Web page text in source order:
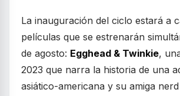
La inauguración del ciclo estará a
películas que se estrenarán
de agosto: Egghead & Twinkie,
2023 que narra la historia de una
asiático-americana y su amiga